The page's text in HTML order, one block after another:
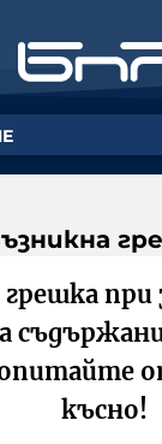
късно!